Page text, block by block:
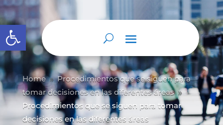
Abrir barra de herramientas
Home 9 Procedimientos que se siguen para
tomar decisiones en las diferentes áreas 9
Procedimientos que se siguen para tomar
decisiones en las diferentes áreas